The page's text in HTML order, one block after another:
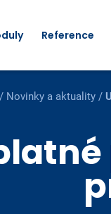
Reference
/ Novinky a aktuality /